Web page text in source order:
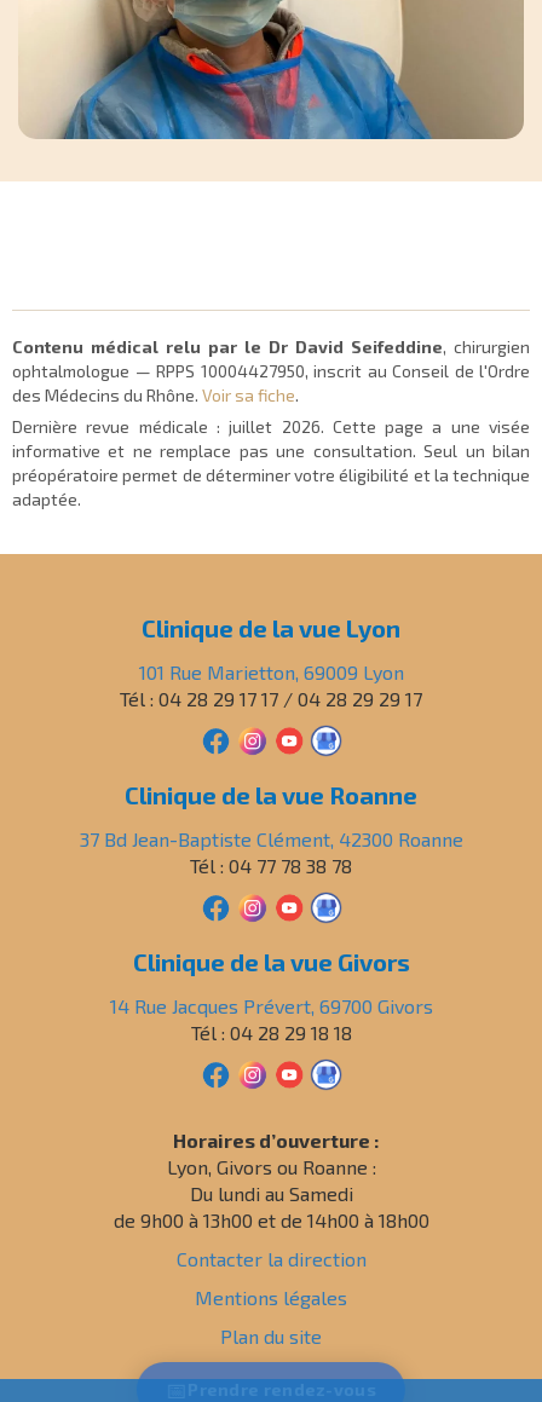
Contenu médical relu par le Dr David Seifeddine, chirurgien
ophtalmologue — RPPS 10004427950, inscrit au Conseil de l'Ordre
des Médecins du Rhône. Voir sa fiche.
Dernière revue médicale :juillet 2026. Cette page a une visée
informative et ne remplace pas une consultation. Seul un bilan
préopératoire permet de déterminer votre éligibilité et la technique
adaptée.
Clinique de la vue Lyon
101 Rue Marietton, 69009 Lyon
Tél : 04 28 29 17 17 / 04 28 29 29 17
Clinique de la vue Roanne
37 Bd Jean-Baptiste Clément, 42300 Roanne
Tél : 04 77 78 38 78
Clinique de la vue Givors
14 Rue Jacques Prévert, 69700 Givors
Tél : 04 28 29 18 18
Horaires d’ouverture :
Lyon, Givors ou Roanne :
Du lundi au Samedi
de 9h00 à 13h00 et de 14h00 à 18h00
Contacter la direction
Mentions légales
Plan du site
Politique de confidentialité